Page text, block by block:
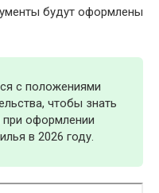
будут оформлены
с положениями
чтобы знать
при оформлении
в 2026 году.